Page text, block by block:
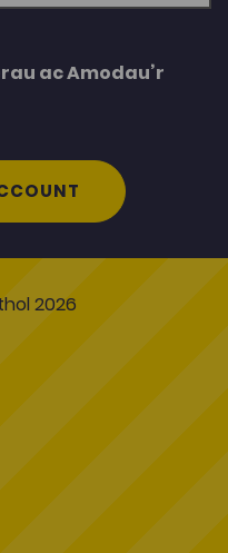
ac Amodau’r
2026